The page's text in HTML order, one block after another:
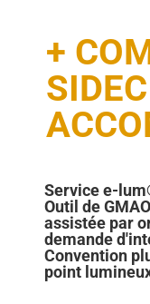
+
Service e-
Outil de
assistée par
demande
Convention
point